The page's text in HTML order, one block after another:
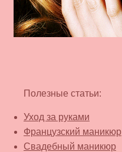
Полезные статьи:
Уход за руками
Французский маникюр
Свадебный маникюр